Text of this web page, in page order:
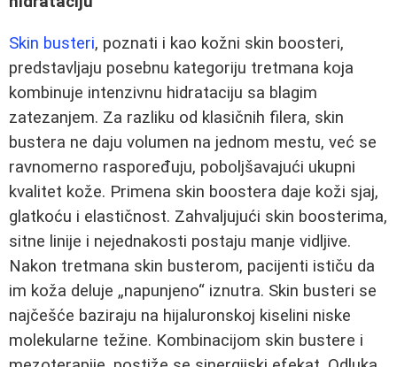
Skin busteri, poznati i kao kožni skin boosteri,
predstavljaju posebnu kategoriju tretmana koja
kombinuje intenzivnu hidrataciju sa blagim
zatezanjem. Za razliku od klasičnih filera, skin
bustera ne daju volumen na jednom mestu, već se
ravnomerno raspoređuju, poboljšavajući ukupni
kvalitet kože. Primena skin boostera daje koži sjaj,
glatkoću i elastičnost. Zahvaljujući skin boosterima,
sitne linije i nejednakosti postaju manje vidljive.
Nakon tretmana skin busterom, pacijenti ističu da
im koža deluje „napunjeno“ iznutra. Skin busteri se
najčešće baziraju na hijaluronskoj kiselini niske
molekularne težine. Kombinacijom skin bustere i